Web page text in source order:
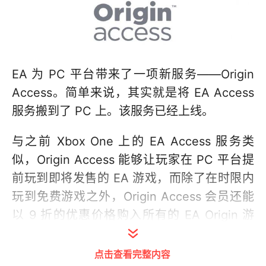
EA 为 PC 平台带来了一项新服务——Origin
Access。简单来说，其实就是将 EA Access
服务搬到了 PC 上。该服务已经上线。
与之前 Xbox One 上的 EA Access 服务类
似，Origin Access 能够让玩家在 PC 平台提
前玩到即将发售的 EA 游戏，而除了在时限内
玩到免费游戏之外，Origin Access 会员还能
以 9 折的优惠价格购入所有的 EA Origin 游
戏。Origin Access 服务每月的订阅费用为
4.99 美元（约人民币 33 元）。
点击查看完整内容